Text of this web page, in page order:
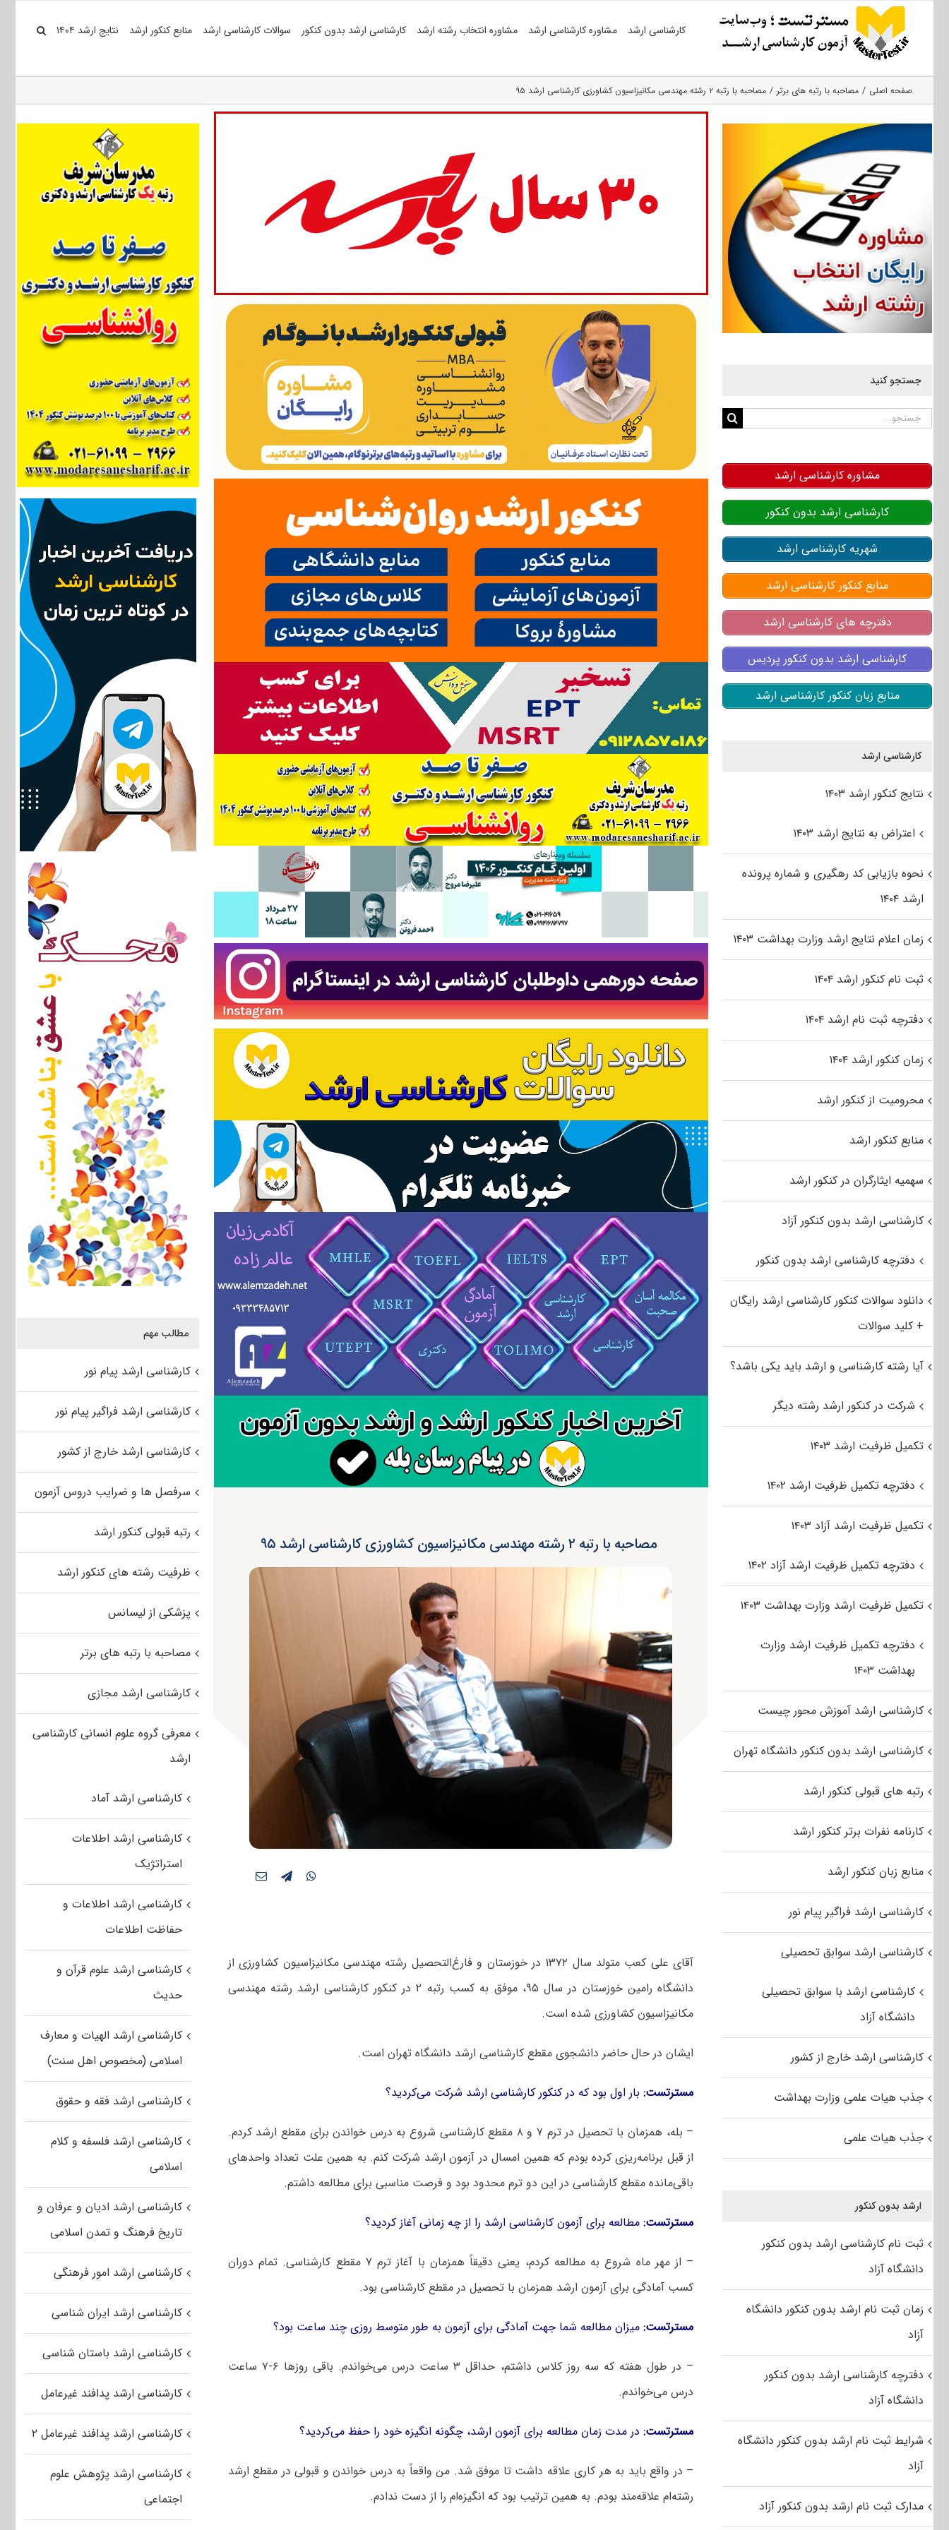
کارشناسی ارشد مشاوره کارشناسی ارشد مشاوره انتخاب رشته ارشد کارشناسی ارشد بدون کنکور سوالات کارشناسی ارشد منابع کنکور ارشد نتایج ارشد ۱۴۰۴
صفحه اصلی مصاحبه با رتبه های برتر مصاحبه با رتبه ۲ رشته مهندسی مکانیزاسیون کشاورزی کارشناسی ارشد ۹۵
مصاحبه با رتبه ۲ رشته مهندسی مکانیزاسیون کشاورزی کارشناسی ارشد ۹۵
آقای علی کعب متولد سال ۱۳۷۲ در خوزستان و فارغ‌التحصیل رشته مهندسی مکانیزاسیون کشاورزی از
دانشگاه رامین خوزستان در سال ۹۵، موفق به کسب رتبه ۲ در کنکور کارشناسی ارشد رشته مهندسی
مکانیزاسیون کشاورزی شده است.
ایشان در حال حاضر دانشجوی مقطع کارشناسی ارشد دانشگاه تهران است.
مسترتست:بار اول بود که در کنکور کارشناسی ارشد شرکت می‌کردید؟
– بله، همزمان با تحصیل در ترم ۷ و ۸ مقطع کارشناسی شروع به درس خواندن برای مقطع ارشد کردم.
از قبل برنامه‌ریزی کرده بودم که همین امسال در آزمون ارشد شرکت کنم. به همین علت تعداد واحدهای
باقی‌مانده مقطع کارشناسی در این دو ترم محدود بود و فرصت مناسبی برای مطالعه داشتم.
مسترتست:مطالعه برای آزمون کارشناسی ارشد را از چه زمانی آغاز کردید؟
– از مهر ماه شروع به مطالعه کردم، یعنی دقیقاً همزمان با آغاز ترم ۷ مقطع کارشناسی. تمام دوران
کسب آمادگی برای آزمون ارشد همزمان با تحصیل در مقطع کارشناسی بود.
مسترتست:میزان مطالعه شما جهت آمادگی برای آزمون به طور متوسط روزی چند ساعت بود؟
– در طول هفته که سه روز کلاس داشتم، حداقل ۳ ساعت درس می‌خواندم. باقی روزها ۶-۷ ساعت
درس می‌خواندم.
مسترتست:در مدت زمان مطالعه برای آزمون ارشد، چگونه انگیزه خود را حفظ می‌کردید؟
– در واقع باید به هر کاری علاقه داشت تا موفق شد. من واقعاً به درس خواندن و قبولی در مقطع ارشد
رشته‌ام علاقه‌مند بودم. به همین ترتیب بود که انگیزه‌ام را از دست ندادم.
مطالب مهم
کارشناسی ارشد پیام نور
کارشناسی ارشد فراگیر پیام نور
کارشناسی ارشد خارج از کشور
سرفصل ها و ضرایب دروس آزمون
رتبه قبولی کنکور ارشد
ظرفیت رشته های کنکور ارشد
پزشکی از لیسانس
مصاحبه با رتبه های برتر
کارشناسی ارشد مجازی
معرفی گروه علوم انسانی کارشناسی
ارشد
کارشناسی ارشد آماد
کارشناسی ارشد اطلاعات
استراتژیک
کارشناسی ارشد اطلاعات و
حفاظت اطلاعات
کارشناسی ارشد علوم قرآن و
حدیث
کارشناسی ارشد الهیات و معارف
اسلامی (مخصوص اهل سنت)
کارشناسی ارشد فقه و حقوق
کارشناسی ارشد فلسفه و کلام
اسلامی
کارشناسی ارشد ادیان و عرفان و
تاریخ فرهنگ و تمدن اسلامی
کارشناسی ارشد امور فرهنگی
کارشناسی ارشد ایران شناسی
کارشناسی ارشد باستان شناسی
کارشناسی ارشد پدافند غیرعامل
کارشناسی ارشد پدافند غیرعامل ۲
کارشناسی ارشد پژوهش علوم
اجتماعی
جستجو کنید
جستجو
مشاوره کارشناسی ارشد
کارشناسی ارشد بدون کنکور
شهریه کارشناسی ارشد
منابع کنکور کارشناسی ارشد
دفترچه های کارشناسی ارشد
کارشناسی ارشد بدون کنکور پردیس
منابع زبان کنکور کارشناسی ارشد
کارشناسی ارشد
نتایج کنکور ارشد ۱۴۰۳
اعتراض به نتایج ارشد ۱۴۰۳
نحوه بازیابی کد رهگیری و شماره پرونده
ارشد ۱۴۰۴
زمان اعلام نتایج ارشد وزارت بهداشت ۱۴۰۳
ثبت نام کنکور ارشد ۱۴۰۴
دفترچه ثبت نام ارشد ۱۴۰۴
زمان کنکور ارشد ۱۴۰۴
محرومیت از کنکور ارشد
منابع کنکور ارشد
سهمیه ایثارگران در کنکور ارشد
کارشناسی ارشد بدون کنکور آزاد
دفترچه کارشناسی ارشد بدون کنکور
دانلود سوالات کنکور کارشناسی ارشد رایگان
+ کلید سوالات
آیا رشته کارشناسی و ارشد باید یکی باشد؟
شرکت در کنکور ارشد رشته دیگر
تکمیل ظرفیت ارشد ۱۴۰۳
دفترچه تکمیل ظرفیت ارشد ۱۴۰۲
تکمیل ظرفیت ارشد آزاد ۱۴۰۳
دفترچه تکمیل ظرفیت ارشد آزاد ۱۴۰۲
تکمیل ظرفیت ارشد وزارت بهداشت ۱۴۰۳
دفترچه تکمیل ظرفیت ارشد وزارت
بهداشت ۱۴۰۳
کارشناسی ارشد آموزش محور چیست
کارشناسی ارشد بدون کنکور دانشگاه تهران
رتبه های قبولی کنکور ارشد
کارنامه نفرات برتر کنکور ارشد
منابع زبان کنکور ارشد
کارشناسی ارشد فراگیر پیام نور
کارشناسی ارشد سوابق تحصیلی
کارشناسی ارشد با سوابق تحصیلی
دانشگاه آزاد
کارشناسی ارشد خارج از کشور
جذب هیات علمی وزارت بهداشت
جذب هیات علمی
ارشد بدون کنکور
ثبت نام کارشناسی ارشد بدون کنکور
دانشگاه آزاد
زمان ثبت نام ارشد بدون کنکور دانشگاه
آزاد
دفترچه کارشناسی ارشد بدون کنکور
دانشگاه آزاد
شرایط ثبت نام ارشد بدون کنکور دانشگاه
آزاد
مدارک ثبت نام ارشد بدون کنکور آزاد